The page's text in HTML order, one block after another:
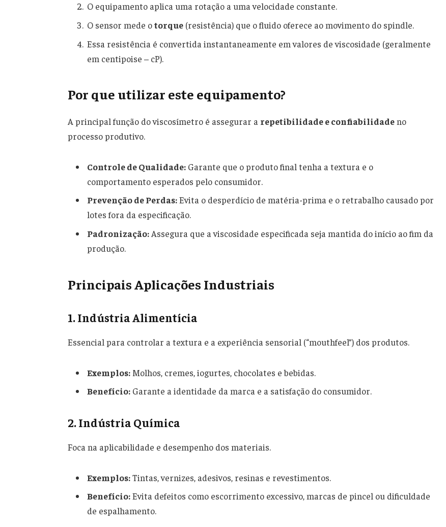
O equipamento aplica uma rotação a uma velocidade constante.
O sensor mede otorque(resistência) que o fluido oferece ao movimento do spindle.
Essa resistência é convertida instantaneamente em valores de viscosidade (geralmente
em centipoise – cP).
Por que utilizar este equipamento?
A principal função do viscosímetro é assegurar a repetibilidade e confiabilidadeno
processo produtivo.
Controle de Qualidade:Garante que o produto final tenha a textura e o
comportamento esperados pelo consumidor.
Prevenção de Perdas:Evita o desperdício de matéria-prima e o retrabalho causado por
lotes fora da especificação.
Padronização:Assegura que a viscosidade especificada seja mantida do início ao fim da
produção.
Principais Aplicações Industriais
1. Indústria Alimentícia
Essencial para controlar a textura e a experiência sensorial (“mouthfeel”) dos produtos.
Exemplos:Molhos, cremes, iogurtes, chocolates e bebidas.
Benefício:Garante a identidade da marca e a satisfação do consumidor.
2. Indústria Química
Foca na aplicabilidade e desempenho dos materiais.
Exemplos:Tintas, vernizes, adesivos, resinas e revestimentos.
Benefício:Evita defeitos como escorrimento excessivo, marcas de pincel ou dificuldade
de espalhamento.